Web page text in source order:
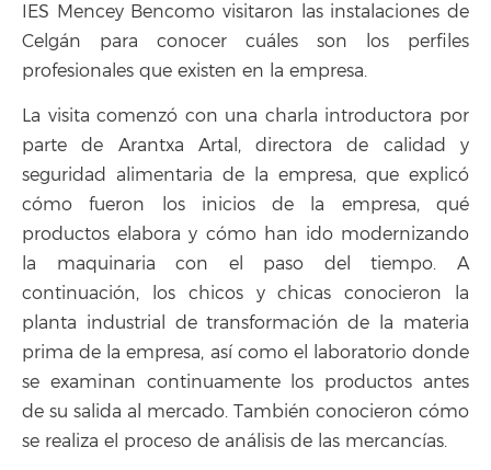
IES Mencey Bencomo visitaron las instalaciones de
Celgán para conocer cuáles son los perfiles
profesionales que existen en la empresa.
La visita comenzó con una charla introductora por
parte de Arantxa Artal, directora de calidad y
seguridad alimentaria de la empresa, que explicó
cómo fueron los inicios de la empresa, qué
productos elabora y cómo han ido modernizando
la maquinaria con el paso del tiempo. A
continuación, los chicos y chicas conocieron la
planta industrial de transformación de la materia
prima de la empresa, así como el laboratorio donde
se examinan continuamente los productos antes
de su salida al mercado. También conocieron cómo
se realiza el proceso de análisis de las mercancías.